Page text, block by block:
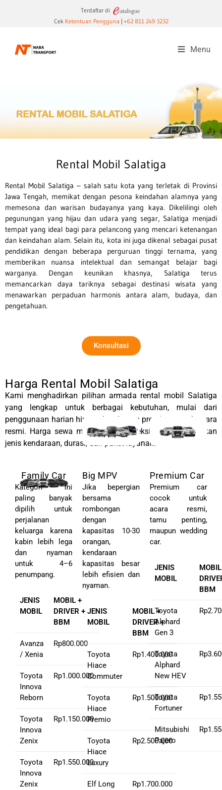
Terdaftar di
CekKetentuan Pengguna | +62 811 249 3232
Menu
Rental Mobil Salatiga
Rental Mobil Salatiga – salah satu kota yang terletak di Provinsi
Jawa Tengah, memikat dengan pesona keindahan alamnya yang
memesona dan warisan budayanya yang kaya. Dikelilingi oleh
pegunungan yang hijau dan udara yang segar, Salatiga menjadi
tempat yang ideal bagi para pelancong yang mencari ketenangan
dan keindahan alam. Selain itu, kota ini juga dikenal sebagai pusat
pendidikan dengan beberapa perguruan tinggi ternama, yang
memberikan nuansa intelektual dan semangat belajar bagi
warganya. Dengan keunikan khasnya, Salatiga terus
memancarkan daya tariknya sebagai destinasi wisata yang
menawarkan perpaduan harmonis antara alam, budaya, dan
pengetahuan.
Konsultasi
Harga Rental Mobil Salatiga
Kami menghadirkan pilihan armada rental mobil Salatiga
yang lengkap untuk berbagai kebutuhan, mulai dari
penggunaan harian hingga kendaraan premium untuk acara
resmi. Harga sewa mobil Salatiga fleksibel, menyesuaikan
jenis kendaraan, durasi, dan paket layanan.
Family Car
Kategori ini
paling banyak
dipilih untuk
perjalanan
keluarga karena
kabin lebih lega
dan nyaman
untuk 4–6
penumpang.
JENIS
MOBIL
MOBIL +
DRIVER +
BBM
Avanza
/ Xenia
Rp800.000
Toyota
Innova
Reborn
Rp1.000.000
Toyota
Innova
Zenix
Rp1.150.000
Toyota
Innova
Zenix
Rp1.550.000
Big MPV
Jika bepergian
bersama
rombongan
dengan
kapasitas 10-30
orangan,
kendaraan
kapasitas besar
lebih efisien dan
nyaman.
JENIS
MOBIL
MOBIL +
DRIVER +
BBM
Toyota
Hiace
Commuter
Rp1.400.000
Toyota
Hiace
Premio
Rp1.500.000
Toyota
Hiace
Luxury
Rp2.500.000
Elf Long Rp1.700.000
Premium Car
Premium car
cocok untuk
acara resmi,
tamu penting,
maupun wedding
car.
JENIS
MOBIL
BBM
Toyota
Alphard
Gen 3
Toyota
Alphard
New HEV
Toyota
Fortuner
Mitsubishi
Pajero